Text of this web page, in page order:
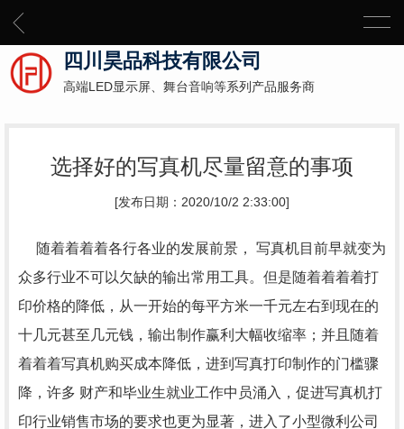
四川昊品科技有限公司
高端LED显示屏、舞台音响等系列产品服务商
选择好的写真机尽量留意的事项
[发布日期：2020/10/2 2:33:00]
随着着着着各行各业的发展前景， 写真机目前早就变为
众多行业不可以欠缺的输出常用工具。但是随着着着着打
印价格的降低，从一开始的每平方米一千元左右到现在的
十几元甚至几元钱，输出制作赢利大幅收缩率；并且随着
着着着写真机购买成本降低，进到写真打印制作的门槛骤
降，许多 财产和毕业生就业工作中员涌入，促进写真机打
印行业销售市场的要求也更为显著，进入了小型微利公司